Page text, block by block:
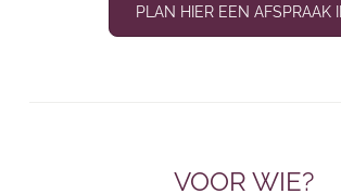
PLAN HIER EEN AFSPRAAK
VOOR WIE?